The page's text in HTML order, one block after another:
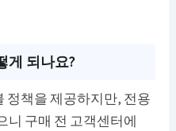
게 되나요?
정책을 제공하지만, 전용
니 구매 전 고객센터에